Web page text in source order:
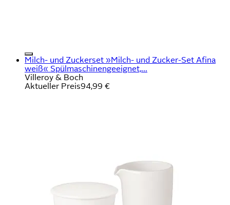
Milch- und Zuckerset »Milch- und Zucker-Set Afina
weiß« Spülmaschinengeeignet,...
Villeroy & Boch
Aktueller Preis94,99 €